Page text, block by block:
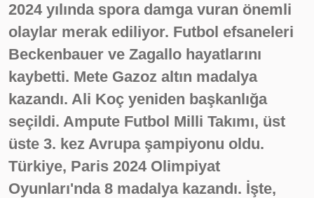
2024 yılında spora damga vuran önemli
olaylar merak ediliyor. Futbol efsaneleri
Beckenbauer ve Zagallo hayatlarını
kaybetti. Mete Gazoz altın madalya
kazandı. Ali Koç yeniden başkanlığa
seçildi. Ampute Futbol Milli Takımı, üst
üste 3. kez Avrupa şampiyonu oldu.
Türkiye, Paris 2024 Olimpiyat
Oyunları'nda 8 madalya kazandı. İşte,